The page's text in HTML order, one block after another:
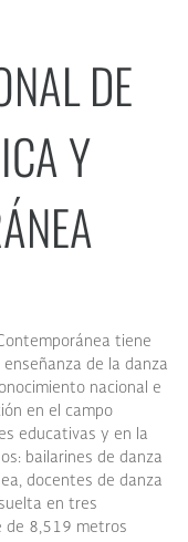
DE
Y
tiene
de la danza
nacional e
en el campo
educativas y en la
bailarines de danza
docentes de danza
de 8,519 metros